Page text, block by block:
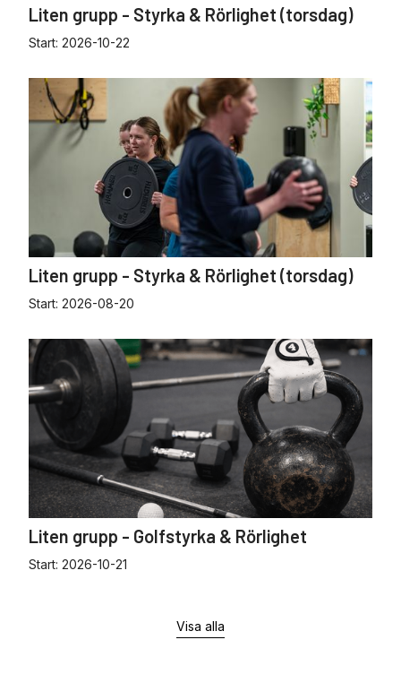
Liten grupp - Styrka & Rörlighet (torsdag)
Start: 2026-10-22
Liten grupp - Styrka & Rörlighet (torsdag)
Start: 2026-08-20
Liten grupp - Golfstyrka & Rörlighet
Start: 2026-10-21
Visa alla